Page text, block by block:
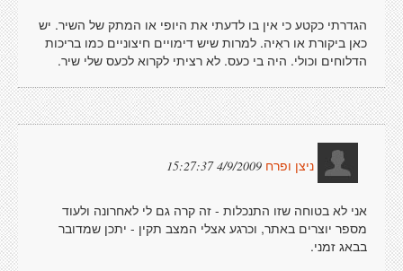
הגדרתי כקטע כי אין בו לדעתי את היופי או המתק של השיר. יש
כאן ביקורת או ראִיה. למרות שיש דימויים חיצוניים כמו בריכות
הדלוחים וכולי. היה בי כעס. לא רציתי לקרוא לכעס שלי שיר.
ניצן ופרח 4/9/2009 15:27:37
אני לא בטוחה שזו התנכלות - זה קרה גם לי לאחרונה ולעוד
מספר יוצרים באתר, וכרגע אצלי המצב תקין - יתכן שמדובר
בבאג זמני.